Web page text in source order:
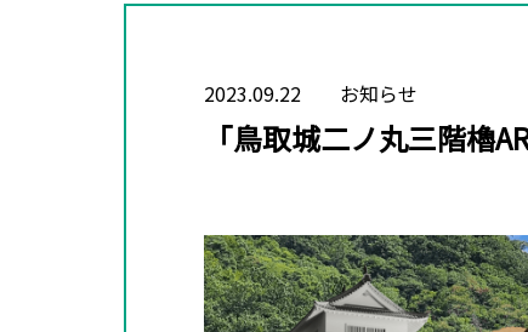
「鳥取城二ノ丸三階櫓
2023.09.22 お知らせ